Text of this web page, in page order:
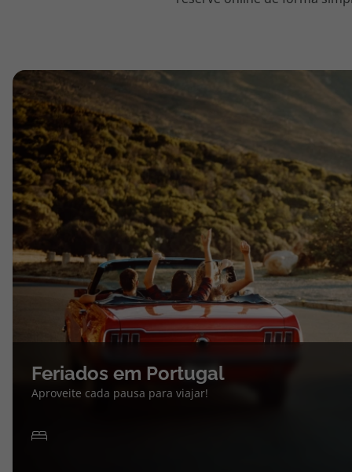
topatlantico@topatlantico.com
Feriados em Portugal
Aproveite cada pausa para viajar!